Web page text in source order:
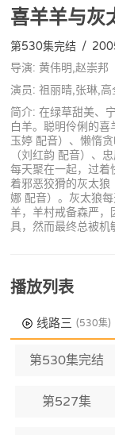
喜羊羊与灰
第530集完结 /
导演: 黄伟明,赵崇邦
演员: 祖丽晴,张琳,
简介: 在绿草甜美、
白羊。聪明伶俐的
玉婷 配音）、懒惰
（刘红韵 配音）、
每天聚在一起，过着
着邪恶狡猾的灰太狼
娜 配音）。灰太狼
羊，羊村戒备森严，
具，然而最终总被机
播放列表
线路三 (530集)
第530集完结
第527集